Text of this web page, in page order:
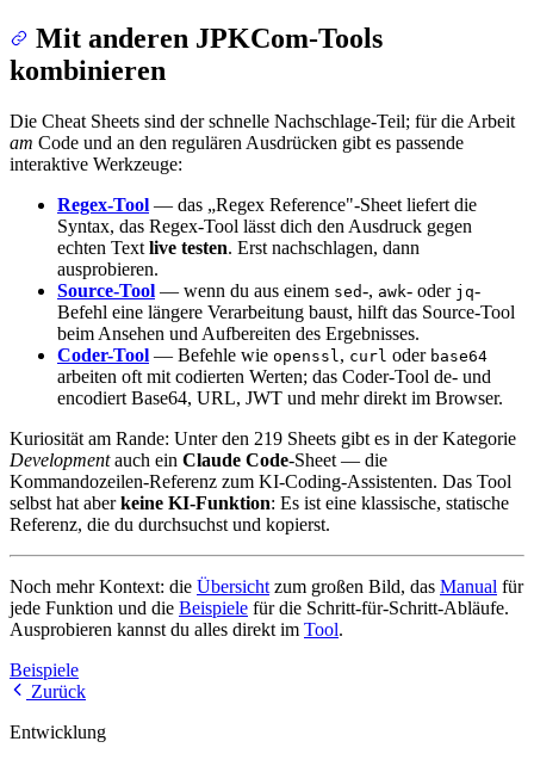
Mit anderen JPKCom-Tools
kombinieren
Die Cheat Sheets sind der schnelle Nachschlage-Teil; für die Arbeit
am Code und an den regulären Ausdrücken gibt es passende
interaktive Werkzeuge:
Regex-Tool — das „Regex Reference"-Sheet liefert die
Syntax, das Regex-Tool lässt dich den Ausdruck gegen
echten Text live testen. Erst nachschlagen, dann
ausprobieren.
Source-Tool — wenn du aus einem sed-, awk- oder jq-
Befehl eine längere Verarbeitung baust, hilft das Source-Tool
beim Ansehen und Aufbereiten des Ergebnisses.
Coder-Tool — Befehle wie openssl , curl oder base64
arbeiten oft mit codierten Werten; das Coder-Tool de- und
encodiert Base64, URL, JWT und mehr direkt im Browser.
Kuriosität am Rande: Unter den 219 Sheets gibt es in der Kategorie
Developmentauch ein Claude Code-Sheet — die
Kommandozeilen-Referenz zum KI-Coding-Assistenten. Das Tool
selbst hat aberkeine KI-Funktion: Es ist eine klassische, statische
Referenz, die du durchsuchst und kopierst.
Noch mehr Kontext: die Übersicht zum großen Bild, das Manual für
jede Funktion und die Beispiele für die Schritt-für-Schritt-Abläufe.
Ausprobieren kannst du alles direkt im Tool.
Beispiele
Zurück
Entwicklung